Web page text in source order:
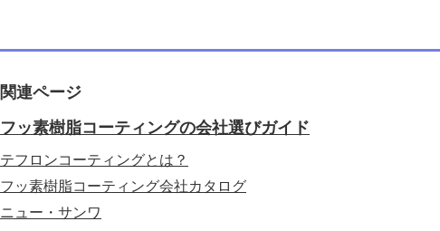
関連ページ
フッ素樹脂コーティングの会社選びガイド
テフロンコーティングとは？
フッ素樹脂コーティング会社カタログ
ニュー・サンワ